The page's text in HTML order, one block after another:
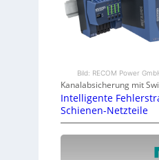
Bild: RECOM Power
Kanalabsicherung mit
Intelligente
Schienen-Netzteile